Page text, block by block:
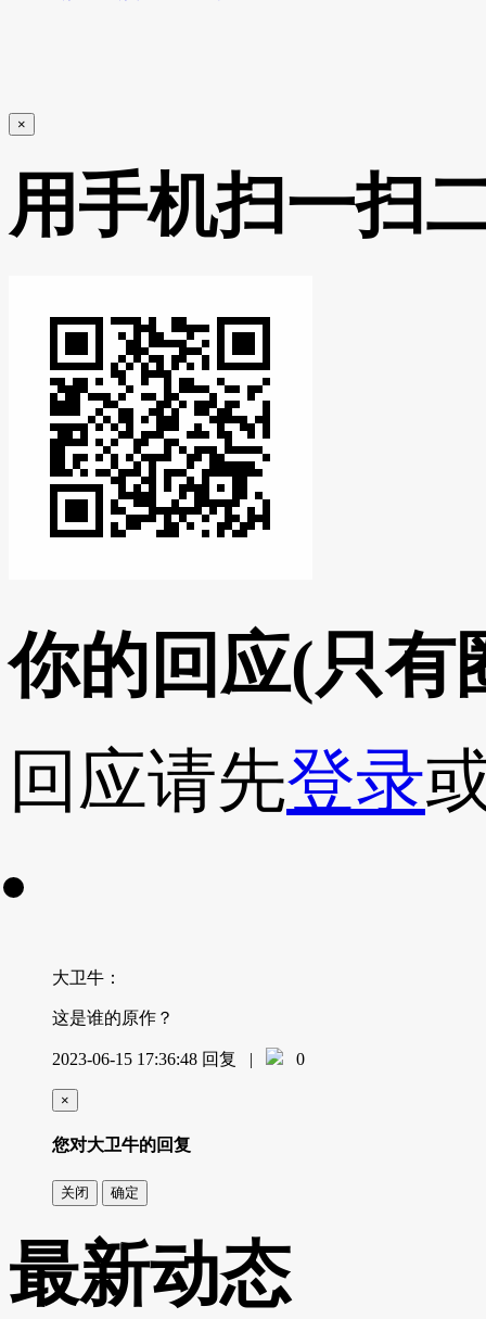
×
用手机扫一扫
你的回应(只有
回应请先登录
大卫牛：
这是谁的原作？
2023-06-15 17:36:48 回复 | 0
×
您对大卫牛的回复
关闭 确定
最新动态